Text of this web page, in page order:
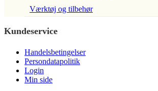
Værktøj og tilbehør
Kundeservice
Handelsbetingelser
Persondatapolitik
Login
Min side